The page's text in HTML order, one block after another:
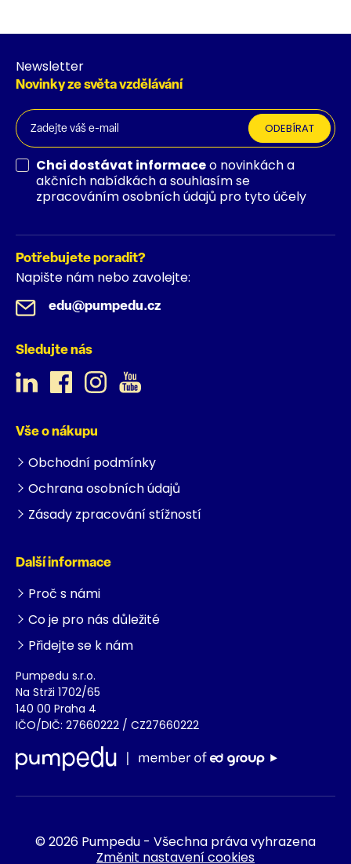
Newsletter
Novinky ze světa vzdělávání
ODEBÍRAT
Chci dostávat informaceo novinkách a
akčních nabídkách a souhlasím se
zpracováním osobních údajů pro tyto účely
Potřebujete poradit?
Napište nám nebo zavolejte:
edu@pumpedu.cz
Sledujte nás
Vše o nákupu
Obchodní podmínky
Ochrana osobních údajů
Zásady zpracování stížností
Další informace
Proč s námi
Co je pro nás důležité
Přidejte se k nám
Pumpedu s.r.o.
Na Strži 1702/65
140 00 Praha 4
IČO/DIČ: 27660222 / CZ27660222
© 2026 Pumpedu - Všechna práva vyhrazena
Změnit nastavení cookies